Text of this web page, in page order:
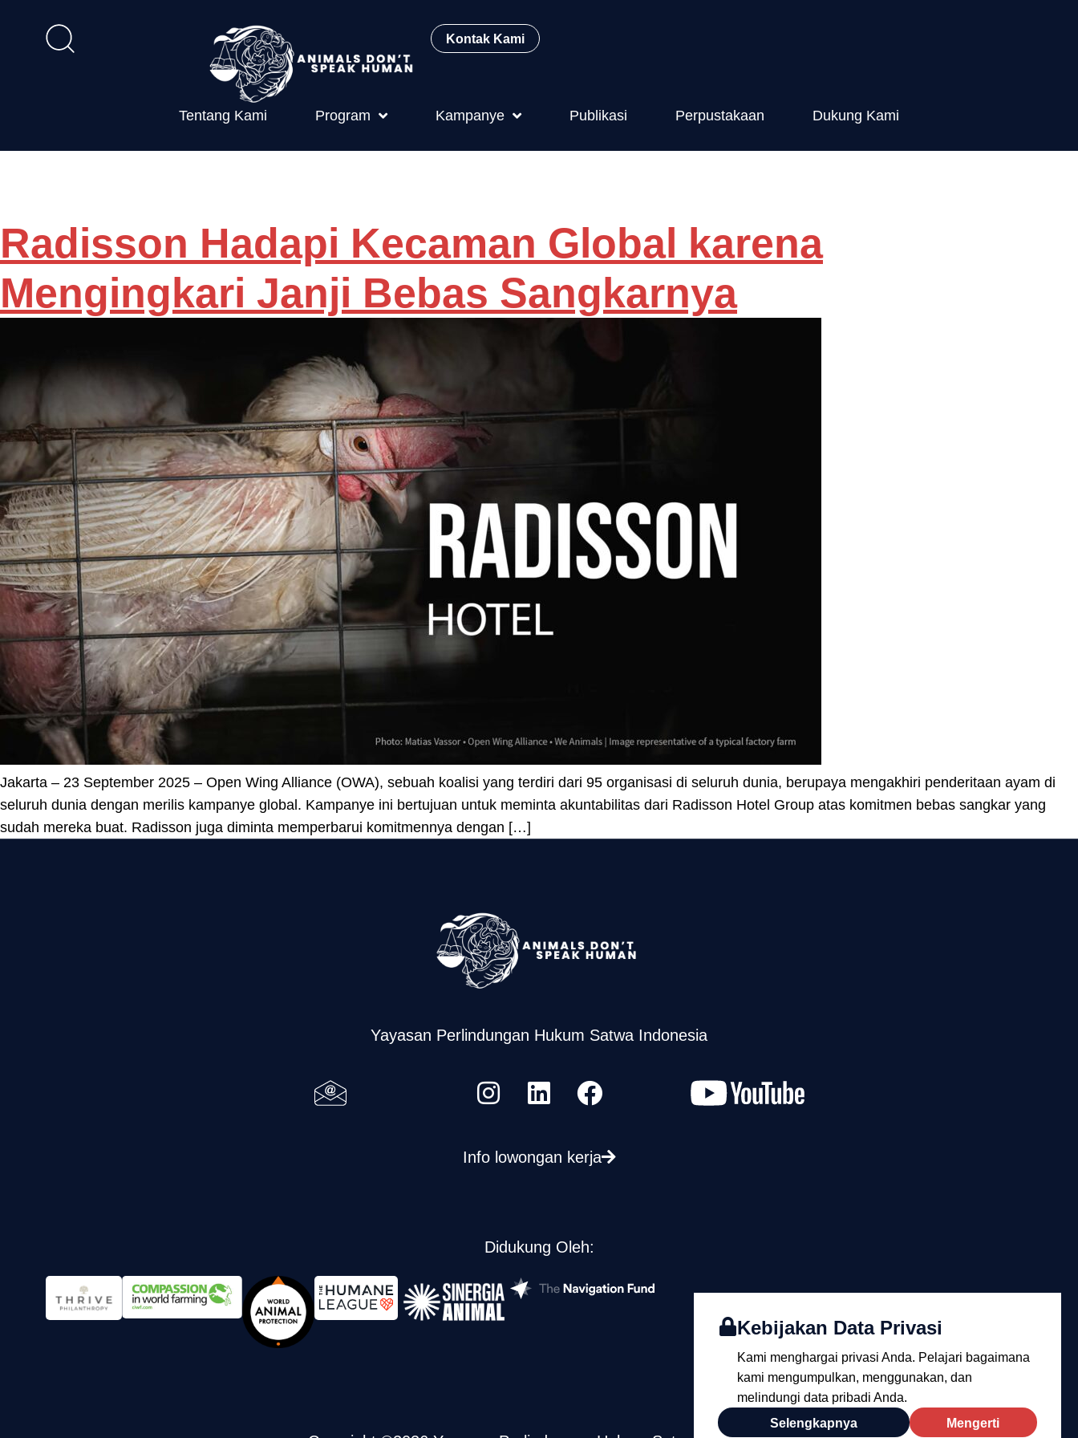
Kontak Kami
Tentang Kami Program Kampanye Publikasi Perpustakaan Dukung Kami
Radisson Hadapi Kecaman Global karena
Mengingkari Janji Bebas Sangkarnya
Jakarta – 23 September 2025 – Open Wing Alliance (OWA), sebuah koalisi yang terdiri dari 95 organisasi di seluruh dunia, berupaya mengakhiri penderitaan ayam di
seluruh dunia dengan merilis kampanye global. Kampanye ini bertujuan untuk meminta akuntabilitas dari Radisson Hotel Group atas komitmen bebas sangkar yang
sudah mereka buat. Radisson juga diminta memperbarui komitmennya dengan […]
Yayasan Perlindungan Hukum Satwa Indonesia
Info lowongan kerja
Didukung Oleh:
Kebijakan Data Privasi
Kami menghargai privasi Anda. Pelajari bagaimana
kami mengumpulkan, menggunakan, dan
melindungi data pribadi Anda.
Selengkapnya
Mengerti